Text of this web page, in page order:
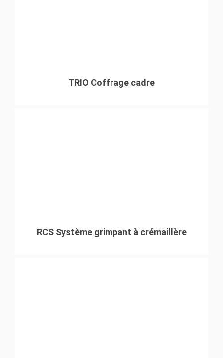
TRIO Coffrage cadre
RCS Système grimpant à crémaillère